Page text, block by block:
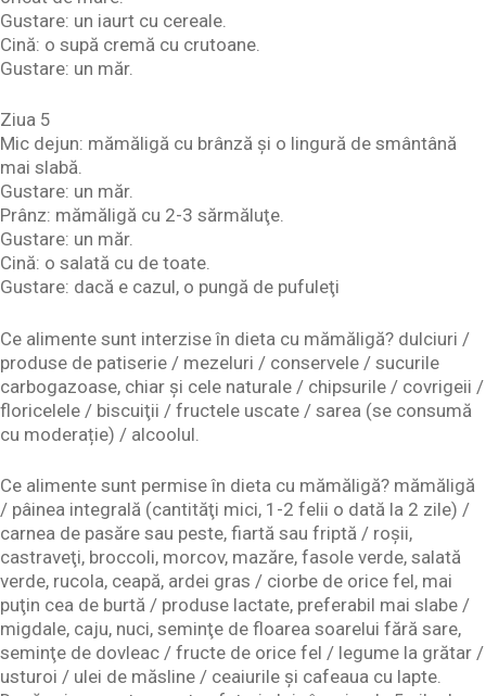
Gustare: un iaurt cu cereale.
Cină: o supă cremă cu crutoane.
Gustare: un măr.
Ziua 5
Mic dejun: mămăligă cu brânză şi o lingură de smântână
mai slabă.
Gustare: un măr.
Prânz: mămăligă cu 2-3 sărmăluţe.
Gustare: un măr.
Cină: o salată cu de toate.
Gustare: dacă e cazul, o pungă de pufuleţi
Ce alimente sunt interzise în dieta cu mămăligă? dulciuri /
produse de patiserie / mezeluri / conservele / sucurile
carbogazoase, chiar şi cele naturale / chipsurile / covrigeii /
floricelele / biscuiţii / fructele uscate / sarea (se consumă
cu moderație) / alcoolul.
Ce alimente sunt permise în dieta cu mămăligă? mămăligă
/ pâinea integrală (cantităţi mici, 1-2 felii o dată la 2 zile) /
carnea de pasăre sau peste, fiartă sau friptă / roşii,
castraveţi, broccoli, morcov, mazăre, fasole verde, salată
verde, rucola, ceapă, ardei gras / ciorbe de orice fel, mai
puţin cea de burtă / produse lactate, preferabil mai slabe /
migdale, caju, nuci, seminţe de floarea soarelui fără sare,
seminţe de dovleac / fructe de orice fel / legume la grătar /
usturoi / ulei de măsline / ceaiurile şi cafeaua cu lapte.